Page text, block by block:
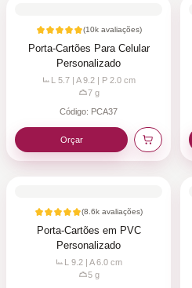
(10kavaliações)
Porta-Cartões Para Celular
Personalizado
L 5.7 | A 9.2 | P 2.0 cm
7g
Código: PCA37
Orçar
(8.6k avaliações)
Porta-Cartões em PVC
Personalizado
L 9.2 | A 6.0 cm
5g